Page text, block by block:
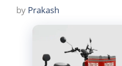
by Prakash